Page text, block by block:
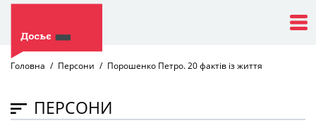
Головна Персони Порошенко Петро. 20 фактів із життя
ПЕРСОНИ